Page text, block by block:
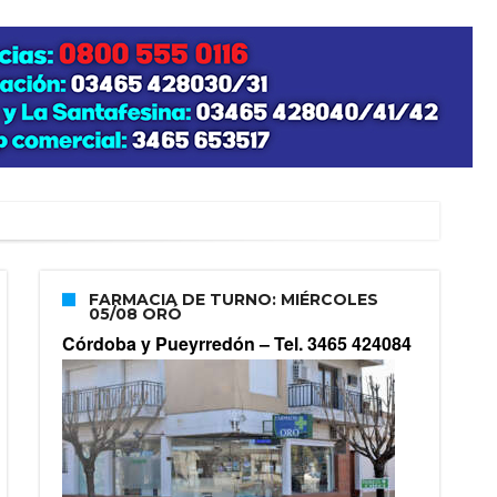
FARMACIA DE TURNO: MIÉRCOLES
05/08 ORÓ
Córdoba y Pueyrredón –Tel. 3465 424084